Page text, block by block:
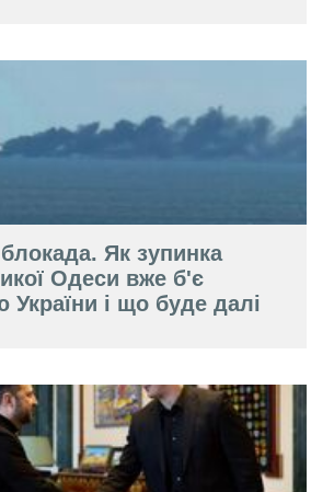
Як зупинка
Одеси вже б'є
України і що буде далі